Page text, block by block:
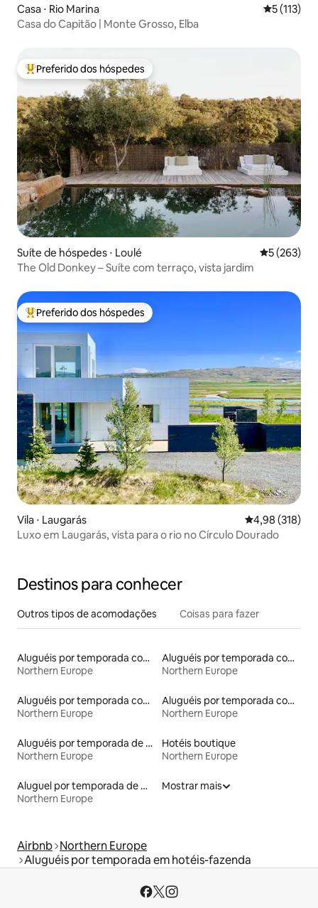
Casa ⋅ Rio Marina 5 de uma
5 (113)
Casa do Capitão | Monte Grosso, Elba
Entre os melhores preferidos dos hóspedes
Preferido dos hóspedes
Suíte de hóspedes ⋅ Loulé 5 de uma
5 (263)
The Old Donkey – Suíte com terraço, vista jardim
Entre os melhores preferidos dos hóspedes
Preferido dos hóspedes
Vila ⋅ Laugarás 4,98 de uma
4,98 (318)
Luxo em Laugarás, vista para o rio no Círculo Dourado
Destinos para conhecer
Outros tipos de acomodações Coisas para fazer
Aluguéis por temporada com sauna
Northern Europe
Aluguéis por temporada com caiaque
Northern Europe
Aluguéis por temporada com acesso ao lago
Northern Europe
Aluguéis por temporada com banheiro para PCD
Northern Europe
Aluguéis por temporada de celeiros
Northern Europe
Hotéis boutique
Northern Europe
Aluguel por temporada de microcasas
Northern Europe
Mostrar mais
Airbnb Northern Europe
Aluguéis por temporada em hotéis-fazenda